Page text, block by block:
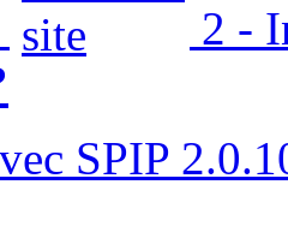
2 -
SPIP